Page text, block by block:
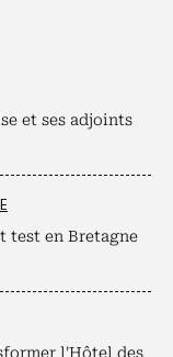
et ses adjoints
test en Bretagne
l'Hôtel des